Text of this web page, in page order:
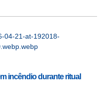
incêndio durante ritual